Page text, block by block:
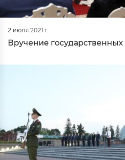
2 июля 2021 г.
Вручение государственных